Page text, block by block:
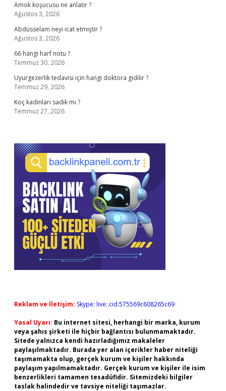
Amok koşucusu ne anlatır ?
Ağustos 3, 2026
Abdüsselam neyi icat etmiştir ?
Ağustos 3, 2026
66 hangi harf notu ?
Temmuz 30, 2026
Uyurgezerlik tedavisi için hangi doktora gidilir ?
Temmuz 29, 2026
Koç kadınları sadık mı ?
Temmuz 27, 2026
Reklam ve İletişim: Skype: live:.cid.575569c608265c69
Yasal Uyarı: Bu internet sitesi, herhangi bir marka, kurum
veya şahıs şirketi ile hiçbir bağlantısı bulunmamaktadır.
Sitede yalnızca kendi hazırladığımız makaleler
paylaşılmaktadır. Burada yer alan içerikler haber niteliği
taşımamakta olup, gerçek kurum ve kişiler hakkında
paylaşım yapılmamaktadır. Gerçek kurum ve kişiler ile isim
benzerlikleri tamamen tesadüfidir. Sitemizdeki bilgiler
taslak halindedir ve tavsiye niteliği taşımazlar.